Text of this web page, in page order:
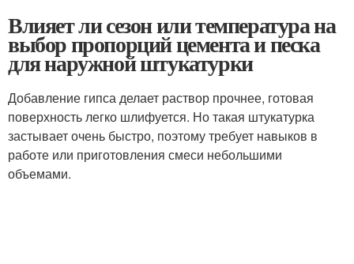
Влияет ли сезон или температура на
выбор пропорций цемента и песка
для наружной штукатурки
Добавление гипса делает раствор прочнее, готовая
поверхность легко шлифуется. Но такая штукатурка
застывает очень быстро, поэтому требует навыков в
работе или приготовления смеси небольшими
объемами.